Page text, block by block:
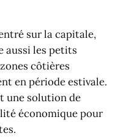
sur la capitale,
aussi les petits
côtières
en période estivale.
une solution de
économique pour